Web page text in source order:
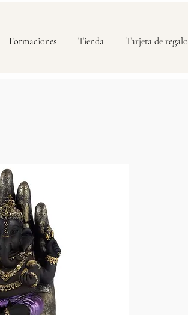
Formaciones Tienda Tarjeta de regalo